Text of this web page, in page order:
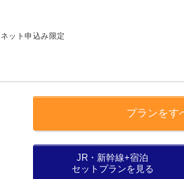
ネット申込み限定
プランをす
JR・新幹線+宿泊
セットプランを見る